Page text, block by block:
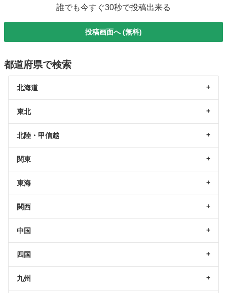
誰でも今すぐ30秒で投稿出来る
投稿画面へ (無料)
都道府県で検索
北海道
東北
北陸・甲信越
関東
東海
関西
中国
四国
九州